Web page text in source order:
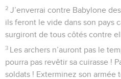
2 J’enverrai contre Babylone
ils feront le vide dans son pays
surgiront de tous côtés contre
3 Les archers n’auront pas le
pourra pas revêtir sa cuirasse !
soldats ! Exterminez son armée